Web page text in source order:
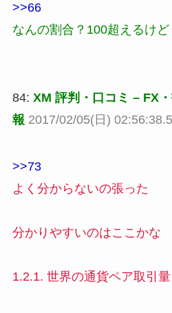
>>66
なんの割合？100超えるけど
84: XM 評判・口コミ – FX
報 2017/02/05(日)
>>73
よく分からないの張った
分かりやすいのはここかな
1.2.1. 世界の通貨ペア取引